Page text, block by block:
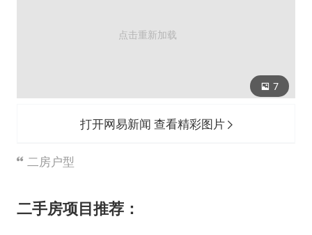
7
打开网易新闻 查看精彩图片
二房户型
二手房项目推荐：